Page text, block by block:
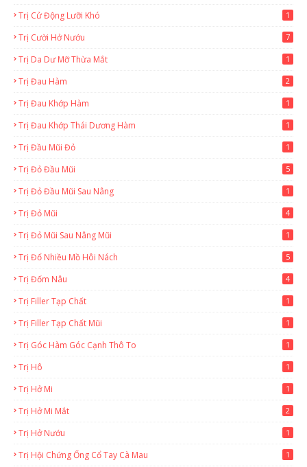
Trị Cử Động Lưỡi Khó 1
Trị Cười Hở Nướu 7
Trị Da Dư Mỡ Thừa Mắt 1
Trị Đau Hàm 2
Trị Đau Khớp Hàm 1
Trị Đau Khớp Thái Dương Hàm 1
Trị Đầu Mũi Đỏ 1
Trị Đỏ Đầu Mũi 5
Trị Đỏ Đầu Mũi Sau Nâng 1
Trị Đỏ Mũi 4
Trị Đỏ Mũi Sau Nâng Mũi 1
Trị Đổ Nhiều Mồ Hôi Nách 5
Trị Đốm Nâu 4
Trị Filler Tạp Chất 1
Trị Filler Tạp Chất Mũi 1
Trị Góc Hàm Góc Cạnh Thô To 1
Trị Hô 1
Trị Hở Mi 1
Trị Hở Mi Mắt 2
Trị Hở Nướu 1
Trị Hội Chứng Ống Cổ Tay Cà Mau 1